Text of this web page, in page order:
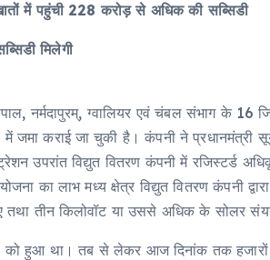
में पहुंची 228 करोड़ से अधिक की सब्सिडी
मिलेगी
भोपाल, नर्मदापुरम्, ग्वालियर एवं चंबल संभाग
कराई जा चुकी है। कंपनी ने प्रधानमंत्री
उपरांत विद्युत वितरण कंपनी में रजिस्टर्ड
का लाभ मध्य क्षेत्र विद्युत वितरण कंपनी
तीन किलोवॉट या उससे अधिक के सोलर
को हुआ था। तब से लेकर आज दिनांक तक